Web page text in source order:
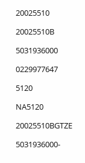
20025510
20025510B
5031936000
0229977647
5120
NA5120
20025510BGTZE
5031936000-